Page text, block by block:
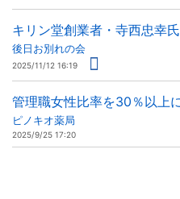
キリン堂創業者・寺西忠幸
後日お別れの会
2025/11/12 16:19
管理職女性比率を30％以上
ピノキオ薬局
2025/9/25 17:20